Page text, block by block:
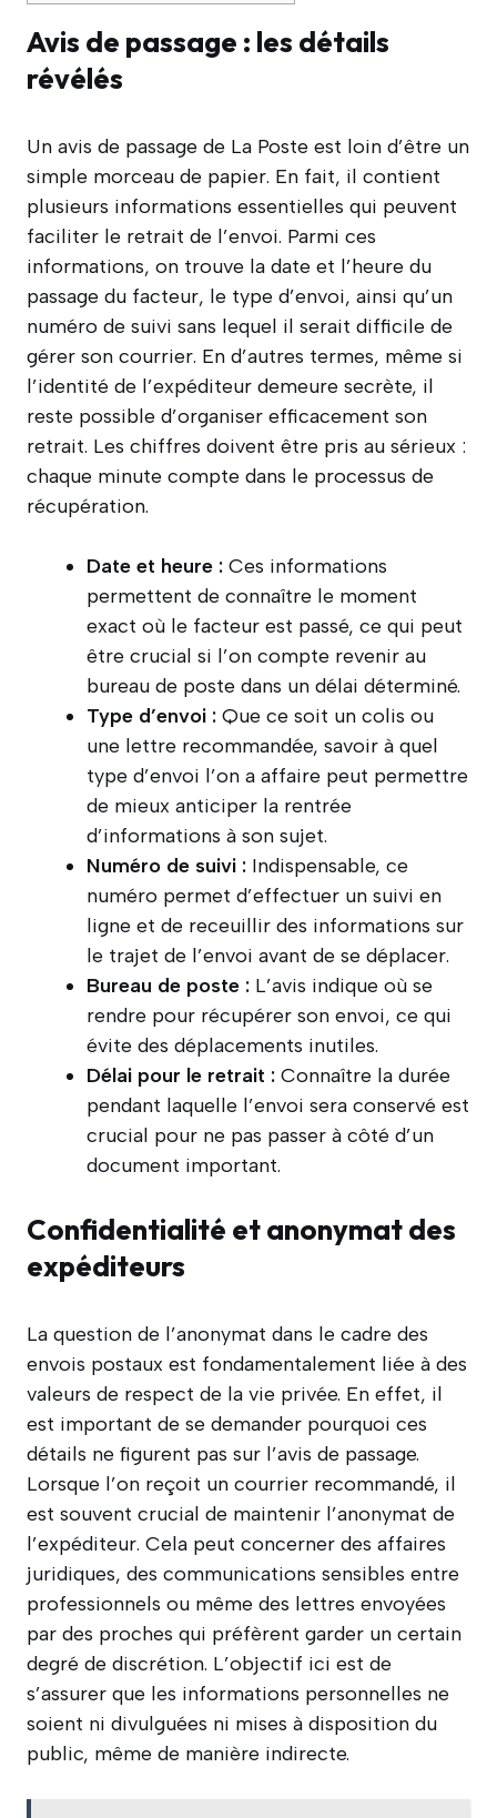
Avis de passage : les détails
révélés
Un avis de passage de La Poste est loin d’être un
simple morceau de papier. En fait, il contient
plusieurs informations essentielles qui peuvent
faciliter le retrait de l’envoi. Parmi ces
informations, on trouve la date et l’heure du
passage du facteur, le type d’envoi, ainsi qu’un
numéro de suivi sans lequel il serait difficile de
gérer son courrier. En d’autres termes, même si
l’identité de l’expéditeur demeure secrète, il
reste possible d’organiser efficacement son
retrait. Les chiffres doivent être pris au sérieux :
chaque minute compte dans le processus de
récupération.
Date et heure : Ces informations
permettent de connaître le moment
exact où le facteur est passé, ce qui peut
être crucial si l’on compte revenir au
bureau de poste dans un délai déterminé.
Type d’envoi : Que ce soit un colis ou
une lettre recommandée, savoir à quel
type d’envoi l’on a affaire peut permettre
de mieux anticiper la rentrée
d’informations à son sujet.
Numéro de suivi : Indispensable, ce
numéro permet d’effectuer un suivi en
ligne et de receuillir des informations sur
le trajet de l’envoi avant de se déplacer.
Bureau de poste : L’avis indique où se
rendre pour récupérer son envoi, ce qui
évite des déplacements inutiles.
Délai pour le retrait : Connaître la durée
pendant laquelle l’envoi sera conservé est
crucial pour ne pas passer à côté d’un
document important.
Confidentialité et anonymat des
expéditeurs
La question de l’anonymat dans le cadre des
envois postaux est fondamentalement liée à des
valeurs de respect de la vie privée. En effet, il
est important de se demander pourquoi ces
détails ne figurent pas sur l’avis de passage.
Lorsque l’on reçoit un courrier recommandé, il
est souvent crucial de maintenir l’anonymat de
l’expéditeur. Cela peut concerner des affaires
juridiques, des communications sensibles entre
professionnels ou même des lettres envoyées
par des proches qui préfèrent garder un certain
degré de discrétion. L’objectif ici est de
s’assurer que les informations personnelles ne
soient ni divulguées ni mises à disposition du
public, même de manière indirecte.